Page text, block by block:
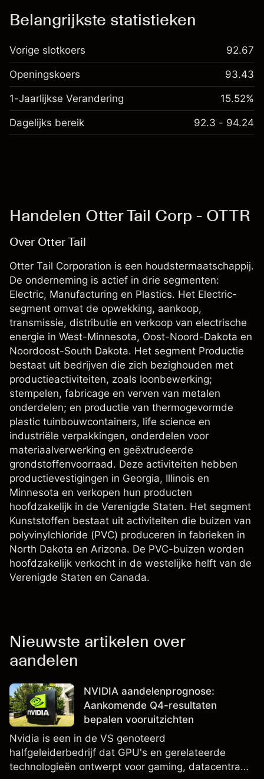
Belangrijkste statistieken
Vorige slotkoers 92.67
Openingskoers 93.43
1-Jaarlijkse Verandering 15.52%
Dagelijks bereik 92.3 - 94.24
Handelen Otter Tail Corp - OTTR
Over Otter Tail
Otter Tail Corporation is een houdstermaatschappij.
De onderneming is actief in drie segmenten:
Electric, Manufacturing en Plastics. Het Electric-
segment omvat de opwekking, aankoop,
transmissie, distributie en verkoop van electrische
energie in West-Minnesota, Oost-Noord-Dakota en
Noordoost-South Dakota. Het segment Productie
bestaat uit bedrijven die zich bezighouden met
productieactiviteiten, zoals loonbewerking;
stempelen, fabricage en verven van metalen
onderdelen; en productie van thermogevormde
plastic tuinbouwcontainers, life science en
industriële verpakkingen, onderdelen voor
materiaalverwerking en geëxtrudeerde
grondstoffenvoorraad. Deze activiteiten hebben
productievestigingen in Georgia, Illinois en
Minnesota en verkopen hun producten
hoofdzakelijk in de Verenigde Staten. Het segment
Kunststoffen bestaat uit activiteiten die buizen van
polyvinylchloride (PVC) produceren in fabrieken in
North Dakota en Arizona. De PVC-buizen worden
hoofdzakelijk verkocht in de westelijke helft van de
Verenigde Staten en Canada.
Nieuwste artikelen over
aandelen
NVIDIA aandelenprognose:
Aankomende Q4-resultaten
bepalen vooruitzichten
Nvidia is een in de VS genoteerd
halfgeleiderbedrijf dat GPU's en gerelateerde
technologieën ontwerpt voor gaming, datacentra